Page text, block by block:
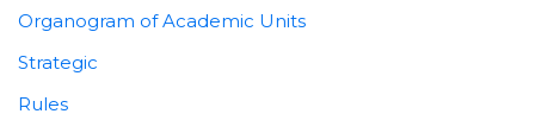
Organogram of Academic Units
Strategic
Rules